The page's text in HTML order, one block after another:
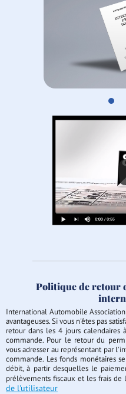
Politique de retour
International Automobile
avantageuses. Si vous n'êtes pas
retour dans les 4 jours
commande. Pour le retour du
vous adresser au représentant par
commande. Les fonds monétaires
débit, à partir desquelles le
prélèvements fiscaux et les frais de
de l'utilisateur